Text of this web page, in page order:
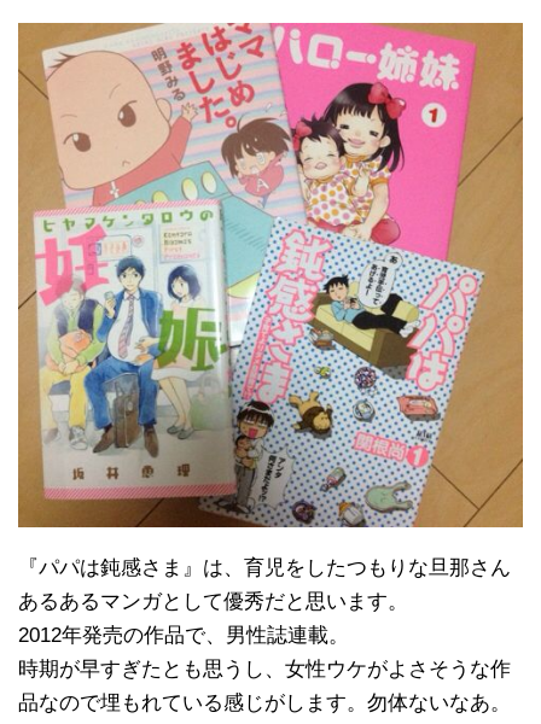
『パパは鈍感さま』は、育児をしたつもりな旦那さん
あるあるマンガとして優秀だと思います。
2012年発売の作品で、男性誌連載。
時期が早すぎたとも思うし、女性ウケがよさそうな作
品なので埋もれている感じがします。勿体ないなあ。